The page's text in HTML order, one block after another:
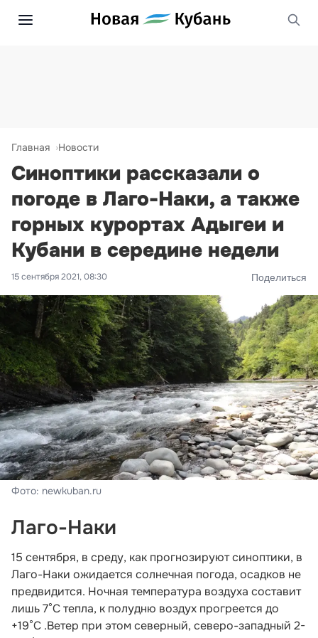
Главная Новости
Синоптики рассказали о
погоде в Лаго-Наки, а также
горных курортах Адыгеи и
Кубани в середине недели
15 сентября 2021, 08:30 Поделиться
Фото: newkuban.ru
Лаго-Наки
15 сентября, в среду, как прогнозируют синоптики, в
Лаго-Наки ожидается солнечная погода, осадков не
предвидится. Ночная температура воздуха составит
лишь 7°С тепла, к полудню воздух прогреется до
+19°С .Ветер при этом северный, северо-западный 2-